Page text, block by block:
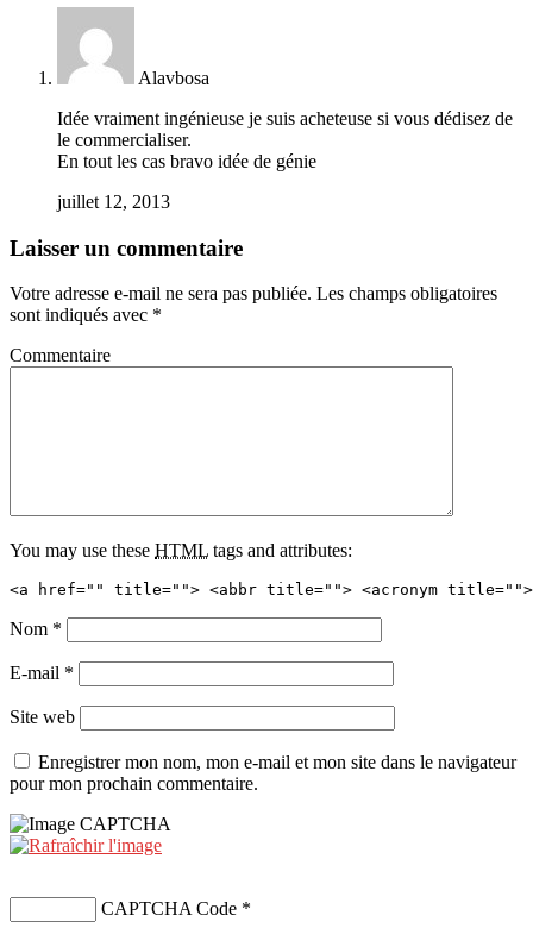
Alavbosa
Idée vraiment ingénieuse je suis acheteuse si vous dédisez de
le commercialiser.
En tout les cas bravo idée de génie
juillet 12, 2013
Laisser un commentaire
Votre adresse e-mail ne sera pas publiée. Les champs obligatoires
sont indiqués avec *
Commentaire
You may use these HTML tags and attributes:
<a href="" title=""> <abbr title=""> <acronym title="">
Nom *
E-mail *
Site web
Enregistrer mon nom, mon e-mail et mon site dans le navigateur
pour mon prochain commentaire.
CAPTCHA Code *